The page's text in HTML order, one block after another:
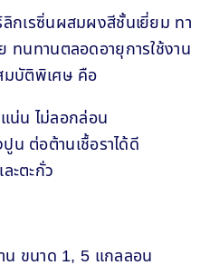
กเรซิ่นผสมผงสีชั้นเยี่ยม ทา
นทานตลอดอายุการใช้งาน
มบัติพิเศษ คือ
น่น ไม่ลอกล่อน
ต่อต้านเชื้อราได้ดี
ะตะกั่ว
น ขนาด 1, 5 แกลลอน